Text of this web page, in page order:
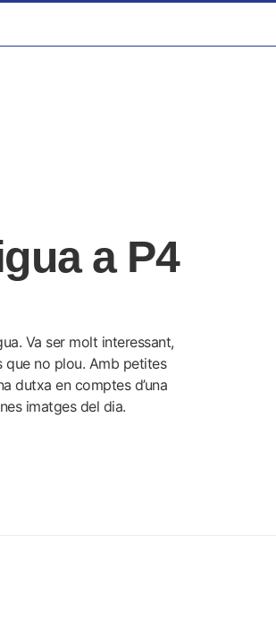
a P4
Va ser molt interessant,
que no plou. Amb petites
dutxa en comptes d’una
imatges del dia.